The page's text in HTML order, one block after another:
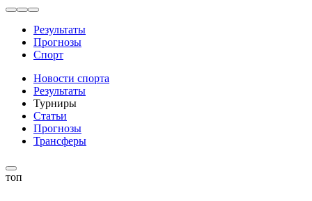
Результаты
Прогнозы
Спорт
Новости спорта
Результаты
Турниры
Статьи
Прогнозы
Трансферы
топ